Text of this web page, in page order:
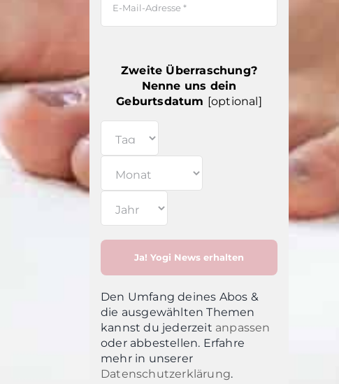
Zweite Überraschung?
Nenne uns dein
Geburtsdatum [optional]
Den Umfang deines Abos &
die ausgewählten Themen
kannst du jederzeit anpassen
oder abbestellen. Erfahre
mehr in unserer
Datenschutzerklärung.